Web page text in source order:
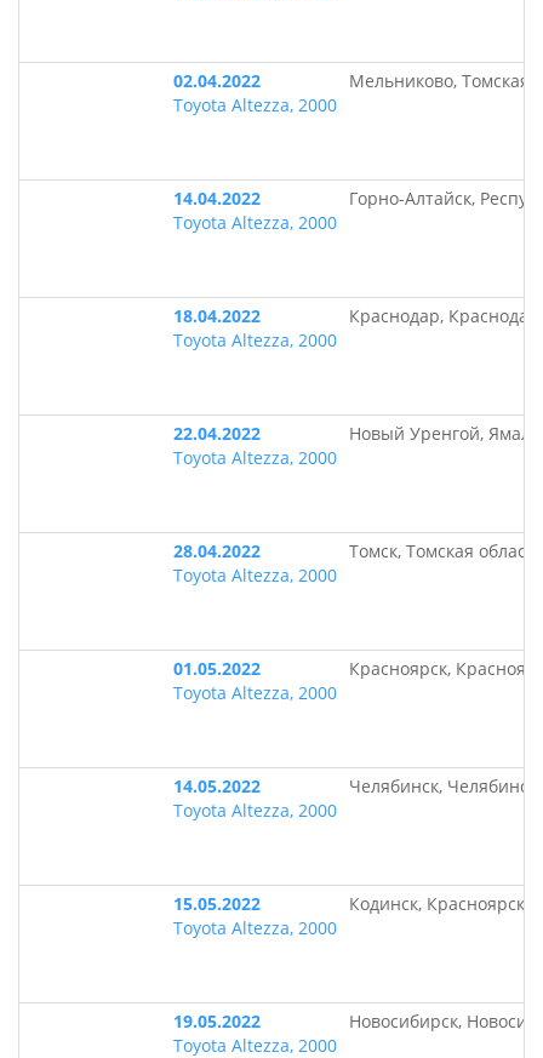
02.04.2022
Toyota Altezza, 2000
Мельниково, Томская
14.04.2022
Toyota Altezza, 2000
Горно-Алтайск,
18.04.2022
Toyota Altezza, 2000
Краснодар,
22.04.2022
Toyota Altezza, 2000
Новый Уренгой,
28.04.2022
Toyota Altezza, 2000
Томск, Томская область
01.05.2022
Toyota Altezza, 2000
Красноярск,
14.05.2022
Toyota Altezza, 2000
Челябинск,
15.05.2022
Toyota Altezza, 2000
Кодинск,
19.05.2022
Toyota Altezza, 2000
Новосибирск,